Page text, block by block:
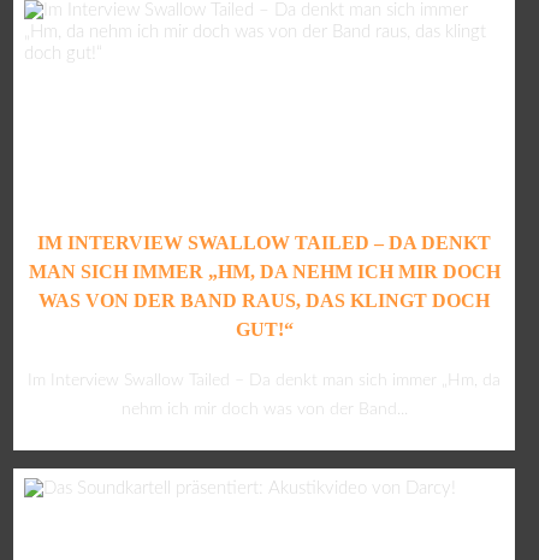
IM INTERVIEW SWALLOW TAILED – DA DENKT
MAN SICH IMMER „HM, DA NEHM ICH MIR DOCH
WAS VON DER BAND RAUS, DAS KLINGT DOCH
GUT!“
Im Interview Swallow Tailed – Da denkt man sich immer „Hm, da
nehm ich mir doch was von der Band...